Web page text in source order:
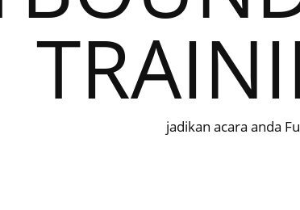
jadikan acara anda